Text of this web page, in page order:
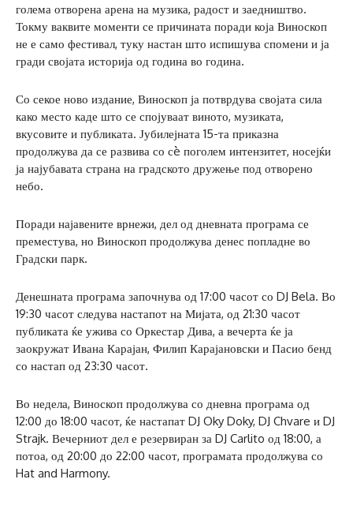
голема отворена арена на музика, радост и заедништво.
Токму ваквите моменти се причината поради која Виноскоп
не е само фестивал, туку настан што испишува спомени и ја
гради својата историја од година во година.
Со секое ново издание, Виноскоп ја потврдува својата сила
како место каде што се спојуваат виното, музиката,
вкусовите и публиката. Јубилејната 15-та приказна
продолжува да се развива со сè поголем интензитет, носејќи
ја најубавата страна на градското дружење под отворено
небо.
Поради најавените врнежи, дел од дневната програма се
преместува, но Виноскоп продолжува денес попладне во
Градски парк.
Денешната програма започнува од 17:00 часот со DJ Bela. Во
19:30 часот следува настапот на Мијата, од 21:30 часот
публиката ќе ужива со Оркестар Дива, а вечерта ќе ја
заокружат Ивана Карајан, Филип Карајановски и Пасио бенд
со настап од 23:30 часот.
Во недела, Виноскоп продолжува со дневна програма од
12:00 до 18:00 часот, ќе настапат DJ Oky Doky, DJ Chvare и DJ
Strajk. Вечерниот дел е резервиран за DJ Carlito од 18:00, а
потоа, од 20:00 до 22:00 часот, програмата продолжува со
Hat and Harmony.